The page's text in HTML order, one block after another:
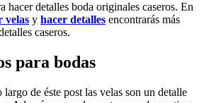
hacer detalles boda originales caseros. En
velas y hacer detalles encontrarás más
caseros.
para bodas
de éste post las velas son un detalle